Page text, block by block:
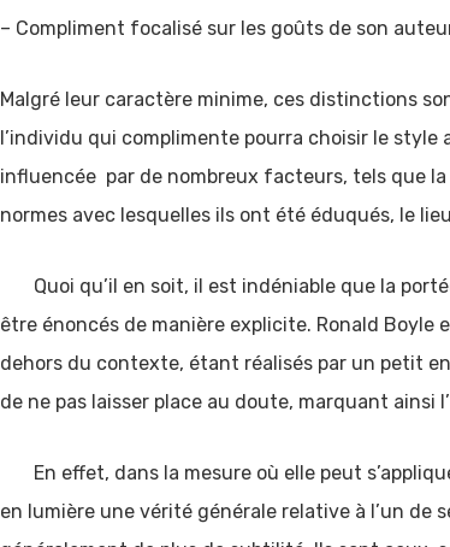
– Compliment focalisé sur les goûts de son
Malgré leur caractère minime, ces distinctions
l’individu qui complimente pourra choisir le
influencée par de nombreux facteurs, tels que
normes avec lesquelles ils ont été éduqués, le
Quoi qu’il en soit, il est indéniable que la
être énoncés de manière explicite. Ronald Boyle
dehors du contexte, étant réalisés par un petit
de ne pas laisser place au doute, marquant ainsi
En effet, dans la mesure où elle peut
en lumière une vérité générale relative à l’un